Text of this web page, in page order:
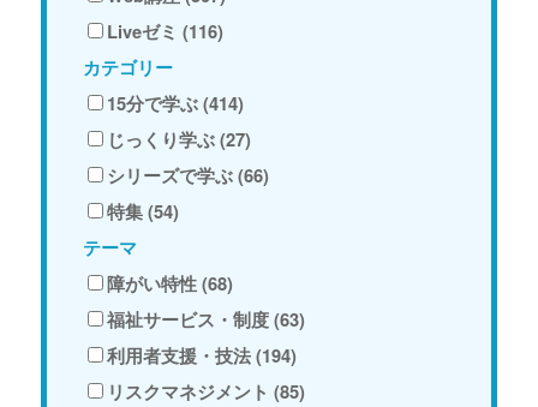
Liveゼミ (116)
カテゴリー
15分で学ぶ (414)
じっくり学ぶ (27)
シリーズで学ぶ (66)
特集 (54)
テーマ
障がい特性 (68)
福祉サービス・制度 (63)
利用者支援・技法 (194)
リスクマネジメント (85)